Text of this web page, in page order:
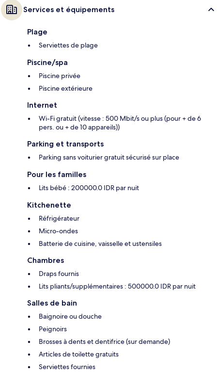
Services et équipements
Plage
Serviettes de plage
Piscine/spa
Piscine privée
Piscine extérieure
Internet
Wi-Fi gratuit (vitesse : 500 Mbit/s ou plus (pour + de 6
pers. ou + de 10 appareils))
Parking et transports
Parking sans voiturier gratuit sécurisé sur place
Pour les familles
Lits bébé : 200000.0 IDR par nuit
Kitchenette
Réfrigérateur
Micro-ondes
Batterie de cuisine, vaisselle et ustensiles
Chambres
Draps fournis
Lits pliants/supplémentaires : 500000.0 IDR par nuit
Salles de bain
Baignoire ou douche
Peignoirs
Brosses à dents et dentifrice (sur demande)
Articles de toilette gratuits
Serviettes fournies